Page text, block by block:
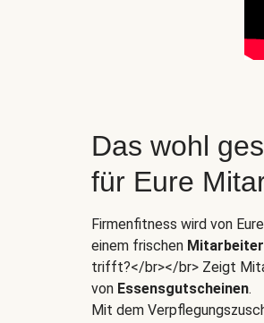
Das wohl
für Eure
Firmenfitness wird von
einem frischen
trifft?</br></br> Zeigt
von Essensgutscheinen.
Mit dem